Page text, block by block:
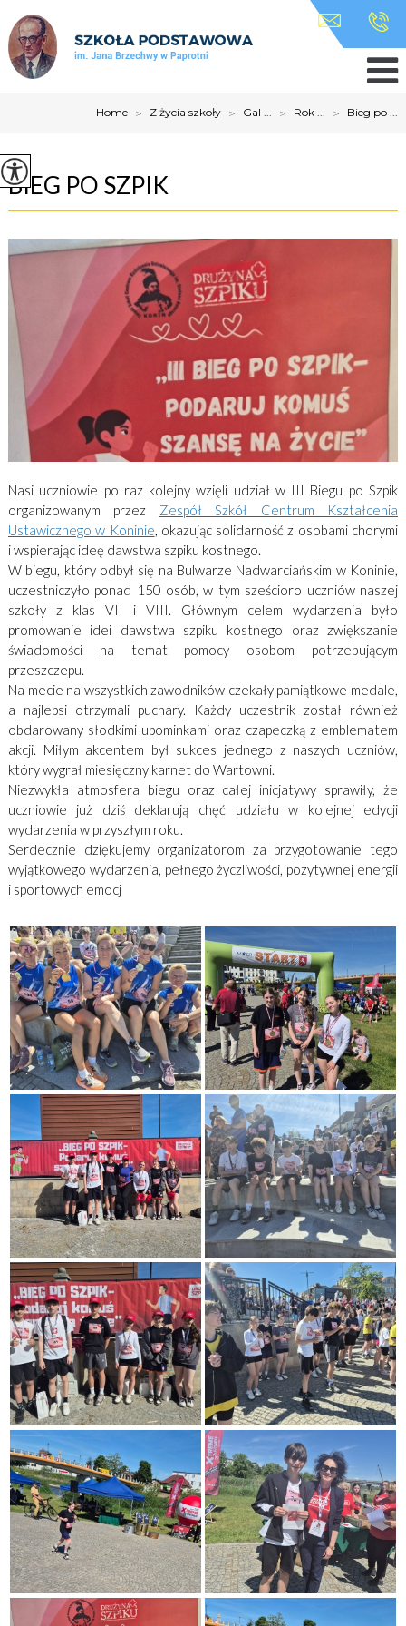
Home > Z życia szkoły > Gal ... > Rok ... > Bieg po ...
BIEG PO SZPIK
Nasi uczniowie po raz kolejny wzięli udział w III Biegu po Szpik
organizowanym przez Zespół Szkół Centrum Kształcenia
Ustawicznego w Koninie, okazując solidarność z osobami chorymi
i wspierając ideę dawstwa szpiku kostnego.
W biegu, który odbył się na Bulwarze Nadwarciańskim w Koninie,
uczestniczyło ponad 150 osób, w tym sześcioro uczniów naszej
szkoły z klas VII i VIII. Głównym celem wydarzenia było
promowanie idei dawstwa szpiku kostnego oraz zwiększanie
świadomości na temat pomocy osobom potrzebującym
przeszczepu.
Na mecie na wszystkich zawodników czekały pamiątkowe medale,
a najlepsi otrzymali puchary. Każdy uczestnik został również
obdarowany słodkimi upominkami oraz czapeczką z emblematem
akcji. Miłym akcentem był sukces jednego z naszych uczniów,
który wygrał miesięczny karnet do Wartowni.
Niezwykła atmosfera biegu oraz całej inicjatywy sprawiły, że
uczniowie już dziś deklarują chęć udziału w kolejnej edycji
wydarzenia w przyszłym roku.
Serdecznie dziękujemy organizatorom za przygotowanie tego
wyjątkowego wydarzenia, pełnego życzliwości, pozytywnej energii
i sportowych emocj